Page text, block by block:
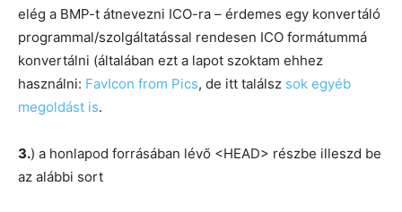
elég a BMP-t átnevezni ICO-ra – érdemes egy konvertáló
programmal/szolgáltatással rendesen ICO formátummá
konvertálni (általában ezt a lapot szoktam ehhez
használni: FavIcon from Pics, de itt találsz sok egyéb
megoldást is.
3.) a honlapod forrásában lévő <HEAD> részbe illeszd be
az alábbi sort